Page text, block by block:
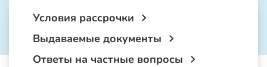
Условия рассрочки
Выдаваемые документы
Ответы на частные вопросы